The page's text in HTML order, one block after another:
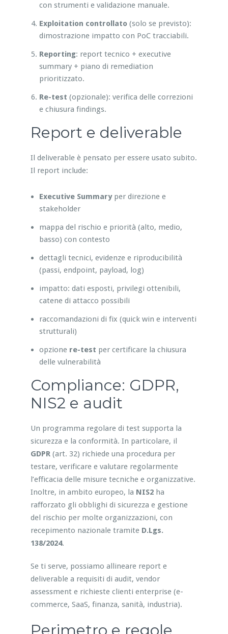
con strumenti e validazione manuale.
Exploitation controllato(solo se previsto):
dimostrazione impatto con PoC tracciabili.
Reporting: report tecnico + executive
summary + piano di remediation
prioritizzato.
Re-test (opzionale): verifica delle correzioni
e chiusura findings.
Report e deliverable
Il deliverable è pensato per essere usato subito.
Il report include:
Executive Summaryper direzione e
stakeholder
mappa del rischio e priorità (alto, medio,
basso) con contesto
dettagli tecnici, evidenze e riproducibilità
(passi, endpoint, payload, log)
impatto: dati esposti, privilegi ottenibili,
catene di attacco possibili
raccomandazioni di fix (quick win e interventi
strutturali)
opzione re-test per certificare la chiusura
delle vulnerabilità
Compliance: GDPR,
NIS2 e audit
Un programma regolare di test supporta la
sicurezza e la conformità. In particolare, il
GDPR(art. 32) richiede una procedura per
testare, verificare e valutare regolarmente
l’efficacia delle misure tecniche e organizzative.
Inoltre, in ambito europeo, la NIS2ha
rafforzato gli obblighi di sicurezza e gestione
del rischio per molte organizzazioni, con
recepimento nazionale tramite D.Lgs.
138/2024.
Se ti serve, possiamo allineare report e
deliverable a requisiti di audit, vendor
assessment e richieste clienti enterprise (e-
commerce, SaaS, finanza, sanità, industria).
Perimetro e regole